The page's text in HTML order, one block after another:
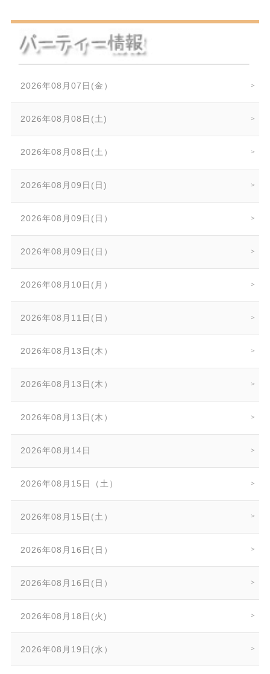
2026年08月07日(金）
2026年08月08日(土)
2026年08月08日(土）
2026年08月09日(日)
2026年08月09日(日）
2026年08月09日(日）
2026年08月10日(月）
2026年08月11日(日）
2026年08月13日(木）
2026年08月13日(木）
2026年08月13日(木）
2026年08月14日
2026年08月15日（土）
2026年08月15日(土）
2026年08月16日(日）
2026年08月16日(日）
2026年08月18日(火)
2026年08月19日(水）